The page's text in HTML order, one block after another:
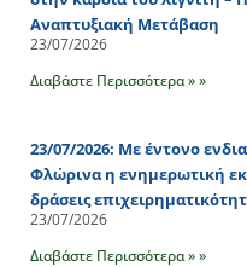
Αναπτυξιακή Μετάβαση
23/07/2026
Διαβάστε Περισσότερα » »
23/07/2026: Με έντονο
Φλώρινα η ενημερωτική
δράσεις
23/07/2026
Διαβάστε Περισσότερα » »